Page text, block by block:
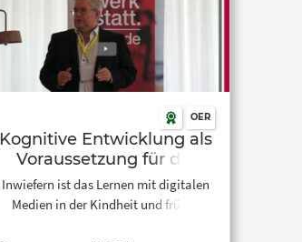
OER
Kognitive Entwicklung als
Voraussetzung für die
Nutzung digitaler Medien
Inwiefern ist das Lernen mit digitalen
Medien in der Kindheit und früher